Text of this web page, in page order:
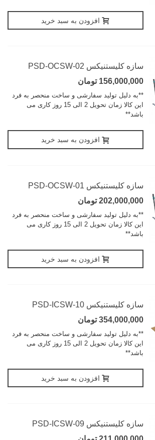
افزودن به سبد خرید
سازه کلیستنیکس PSD-OCSW-02
156,000,000 تومان
**به دلیل تولید سفارشی و ساخت منحصر به فرد
این کالا زمان تحویل 2 الی 15 روز کاری می
باشد**
افزودن به سبد خرید
سازه کلیستنیکس PSD-OCSW-01
202,000,000 تومان
**به دلیل تولید سفارشی و ساخت منحصر به فرد
این کالا زمان تحویل 2 الی 15 روز کاری می
باشد**
افزودن به سبد خرید
سازه کلیستنیکس PSD-ICSW-10
354,000,000 تومان
**به دلیل تولید سفارشی و ساخت منحصر به فرد
این کالا زمان تحویل 2 الی 15 روز کاری می
باشد**
افزودن به سبد خرید
سازه کلیستنیکس PSD-ICSW-09